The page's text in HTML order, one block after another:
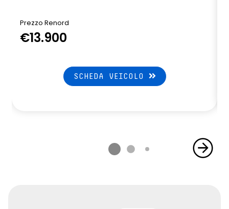
Prezzo Renord
€13.900
SCHEDA VEICOLO